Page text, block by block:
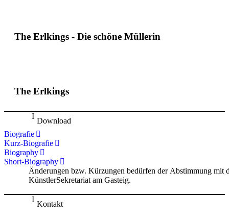
The Erlkings - Die schöne Müllerin
The Erlkings
Download
Biografie
Kurz-Biografie
Biography
Short-Biography
Änderungen bzw. Kürzungen bedürfen der Abstimmung mit
KünstlerSekretariat am Gasteig.
Kontakt